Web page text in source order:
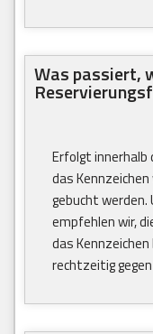
Was passiert,
Erfolgt innerhalb
das
gebucht werden.
empfehlen wir,
das
rechtzeitig